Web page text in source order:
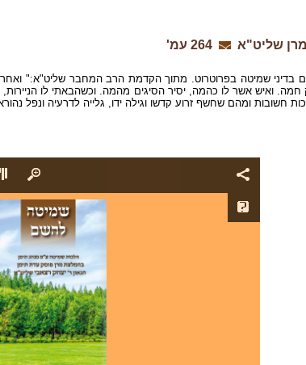
שליט"א
בדיני שמיטה בפרוטרוט. מתוך הקדמת הרב המחבר שליט"א:"
ואיש אשר לו כהמה, יסיר הסיגים מהמה. וכשהבאתי לו